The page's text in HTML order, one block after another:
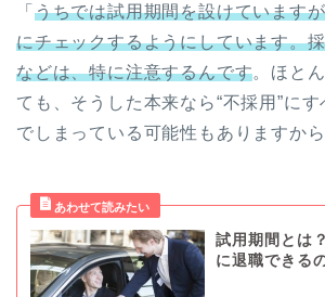
「 うちでは試用期間を設けています
にチェックするようにしています。
などは、特に注意するんです。ほと
ても、そうした本来なら“不採用”に
でしまっている可能性もありますから
試用期間とは
に退職できる